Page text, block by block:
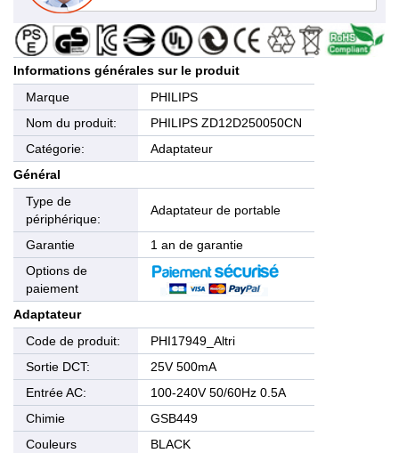
Informations générales sur le produit
Marque
PHILIPS
Nom du produit:
PHILIPS ZD12D250050CN
Catégorie:
Adaptateur
Général
Type de
périphérique:
Adaptateur de portable
Garantie
1 an de garantie
Options de
paiement
Adaptateur
Code de produit:
PHI17949_Altri
Sortie DCT:
25V 500mA
Entrée AC:
100-240V 50/60Hz 0.5A
Chimie
GSB449
Couleurs
BLACK